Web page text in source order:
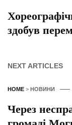
здобув
NEXT ARTICLES
HOME > НОВИНИ
Через